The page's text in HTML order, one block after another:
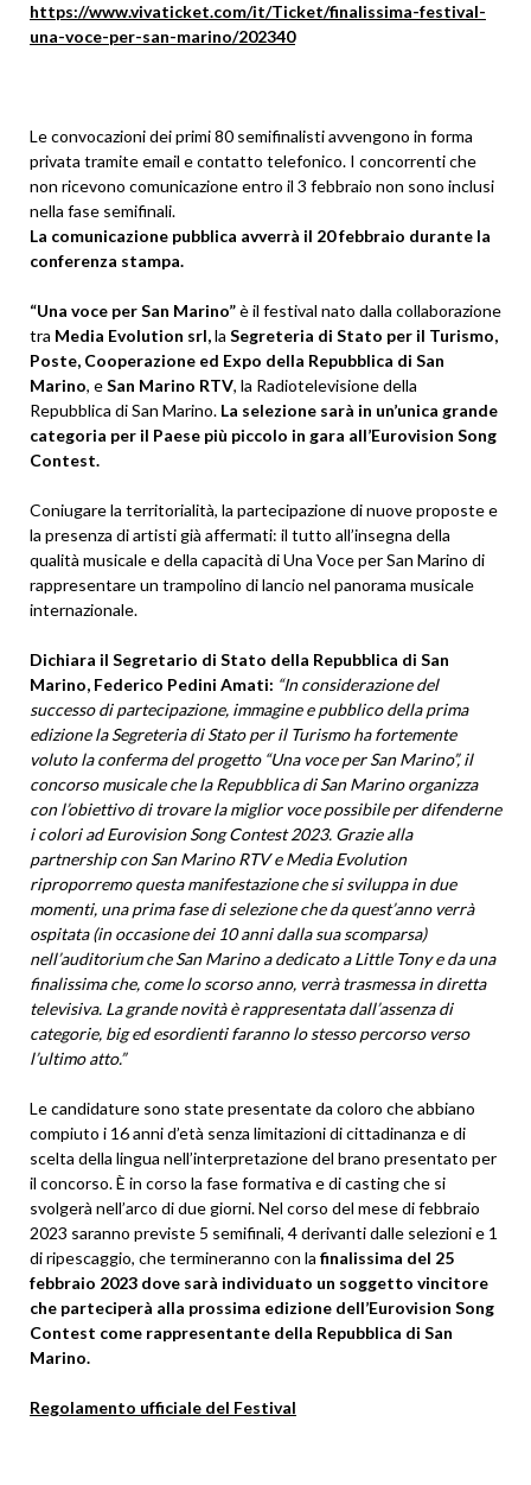
https://www.vivaticket.com/it/Ticket/finalissima-festival-
una-voce-per-san-marino/202340
Le convocazioni dei primi 80 semifinalisti avvengono in forma
privata tramite email e contatto telefonico. I concorrenti che
non ricevono comunicazione entro il 3 febbraio non sono inclusi
nella fase semifinali.
La comunicazione pubblica avverrà il 20 febbraio durante la
conferenza stampa.
“Una voce per San Marino”è il festival nato dalla collaborazione
tra Media Evolution srl,la Segreteria di Stato per il Turismo,
Poste, Cooperazione ed Expo della Repubblica di San
Marino, eSan Marino RTV, la Radiotelevisione della
Repubblica di San Marino. La selezione sarà in un’unica grande
categoria per il Paese più piccolo in gara all’Eurovision Song
Contest.
Coniugare la territorialità, la partecipazione di nuove proposte e
la presenza di artisti già affermati: il tutto all’insegna della
qualità musicale e della capacità di Una Voce per San Marino di
rappresentare un trampolino di lancio nel panorama musicale
internazionale.
Dichiara il Segretario di Stato della Repubblica di San
Marino, Federico Pedini Amati: “In considerazione del
successo di partecipazione, immagine e pubblico della prima
edizione la Segreteria di Stato per il Turismo ha fortemente
voluto la conferma del progetto “Una voce per San Marino”, il
concorso musicale che la Repubblica di San Marino organizza
con l’obiettivo di trovare la miglior voce possibile per difenderne
i colori ad Eurovision Song Contest 2023. Grazie alla
partnership con San Marino RTV e Media Evolution
riproporremo questa manifestazione che si sviluppa in due
momenti, una prima fase di selezione che da quest’anno verrà
ospitata (in occasione dei 10 anni dalla sua scomparsa)
nell’auditorium che San Marino a dedicato a Little Tony e da una
finalissima che, come lo scorso anno, verrà trasmessa in diretta
televisiva. La grande novità è rappresentata dall’assenza di
categorie, big ed esordienti faranno lo stesso percorso verso
l’ultimo atto.”
Le candidature sono state presentate da coloro che abbiano
compiuto i 16 anni d’età senza limitazioni di cittadinanza e di
scelta della lingua nell’interpretazione del brano presentato per
il concorso. È in corso la fase formativa e di casting che si
svolgerà nell’arco di due giorni. Nel corso del mese di febbraio
2023 saranno previste 5 semifinali, 4 derivanti dalle selezioni e 1
di ripescaggio, che termineranno con la finalissima del 25
febbraio 2023 dove sarà individuato un soggetto vincitore
che parteciperà alla prossima edizione dell’Eurovision Song
Contest come rappresentante della Repubblica di San
Marino.
Regolamento ufficiale del Festival